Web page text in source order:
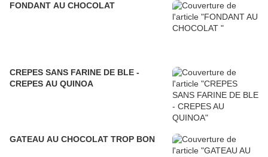
FONDANT AU CHOCOLAT
CREPES SANS FARINE DE BLE -
CREPES AU QUINOA
GATEAU AU CHOCOLAT TROP BON